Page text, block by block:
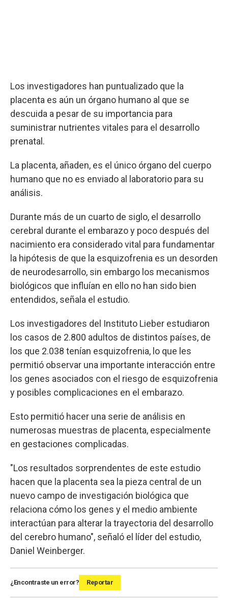
Los investigadores han puntualizado que la
placenta es aún un órgano humano al que se
descuida a pesar de su importancia para
suministrar nutrientes vitales para el desarrollo
prenatal.
La placenta, añaden, es el único órgano del cuerpo
humano que no es enviado al laboratorio para su
análisis.
Durante más de un cuarto de siglo, el desarrollo
cerebral durante el embarazo y poco después del
nacimiento era considerado vital para fundamentar
la hipótesis de que la esquizofrenia es un desorden
de neurodesarrollo, sin embargo los mecanismos
biológicos que influían en ello no han sido bien
entendidos, señala el estudio.
Los investigadores del Instituto Lieber estudiaron
los casos de 2.800 adultos de distintos países, de
los que 2.038 tenían esquizofrenia, lo que les
permitió observar una importante interacción entre
los genes asociados con el riesgo de esquizofrenia
y posibles complicaciones en el embarazo.
Esto permitió hacer una serie de análisis en
numerosas muestras de placenta, especialmente
en gestaciones complicadas.
"Los resultados sorprendentes de este estudio
hacen que la placenta sea la pieza central de un
nuevo campo de investigación biológica que
relaciona cómo los genes y el medio ambiente
interactúan para alterar la trayectoria del desarrollo
del cerebro humano", señaló el líder del estudio,
Daniel Weinberger.
¿Encontraste un error? Reportar